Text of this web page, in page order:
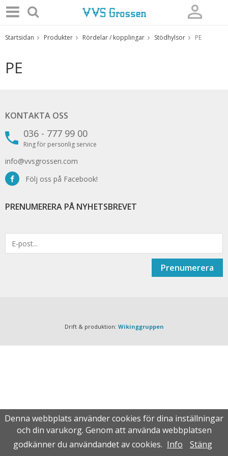
Startsidan Produkter Rördelar / kopplingar Stödhylsor PE
PE
KONTAKTA OSS
036 - 777 99 00
Ring för personlig service
info@vvsgrossen.com
Följ oss på Facebook!
PRENUMERERA PÅ NYHETSBREVET
Prenumerera
Drift & produktion: Wikinggruppen
Denna webbplats använder cookies för dina inställningar
och din varukorg. Genom att använda webbplatsen
godkänner du användandet av cookies. Info Stäng